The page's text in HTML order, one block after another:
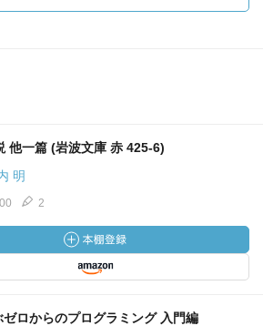
他一篇 (岩波文庫 赤 425-6)
明
2
ゼロからのプログラミング 入門編